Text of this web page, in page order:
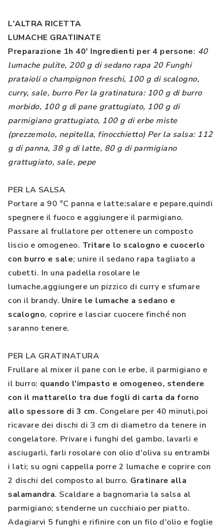
L'ALTRA RICETTA
LUMACHE GRATIINATE
Preparazione 1h 40' Ingredienti per 4 persone: 40
lumache pulite, 200 g di sedano rapa 20 Funghi
prataioli o champignon freschi, 100 g di scalogno,
curry, sale, burro Per la gratinatura: 100 g di burro
morbido, 100 g di pane grattugiato, 100 g di
parmigiano grattugiato, 100 g di erbe miste
(prezzemolo, nepitella, finocchietto) Per la salsa: 112
g di panna, 38 g di latte, 80 g di parmigiano
grattugiato, sale, pepe
PER LA SALSA
Portare a 90 °C panna e latte;salare e pepare,quindi
spegnere il fuoco e aggiungere il parmigiano.
Passare al frullatore per ottenere un composto
liscio e omogeneo. Tritare lo scalogno e cuocerlo
con burro e sale; unire il sedano rapa tagliato a
cubetti. In una padella rosolare le
lumache,aggiungere un pizzico di curry e sfumare
con il brandy. Unire le lumache a sedano e
scalogno, coprire e lasciar cuocere finché non
saranno tenere.
PER LA GRATINATURA
Frullare al mixer il pane con le erbe, il parmigiano e
il burro: quando l'impasto e omogeneo, stendere
con il mattarello tra due fogli di carta da forno
allo spessore di 3 cm. Congelare per 40 minuti,poi
ricavare dei dischi di 3 cm di diametro da tenere in
congelatore. Privare i funghi del gambo, lavarli e
asciugarli, farli rosolare con olio d'oliva su entrambi
i lati; su ogni cappella porre 2 lumache e coprire con
2 dischi del composto al burro. Gratinare alla
salamandra. Scaldare a bagnomaria la salsa al
parmigiano; stenderne un cucchiaio per piatto.
Adagiarvi 5 funghi e rifinire con un filo d'olio e foglie